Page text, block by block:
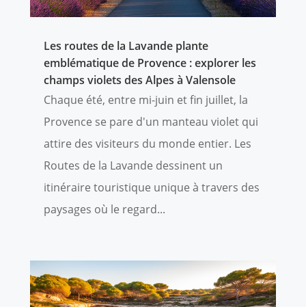
Les routes de la Lavande plante
emblématique de Provence : explorer les
champs violets des Alpes à Valensole
Chaque été, entre mi-juin et fin juillet, la
Provence se pare d'un manteau violet qui
attire des visiteurs du monde entier. Les
Routes de la Lavande dessinent un
itinéraire touristique unique à travers des
paysages où le regard...